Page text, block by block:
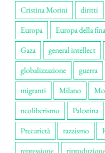
Cristina Morini
diritti
Europa
Europa della
Gaza
general intellect
globalizzazione
guerra
migranti
Milano
neoliberismo
Palestina
Precarietà
razzismo
repressione